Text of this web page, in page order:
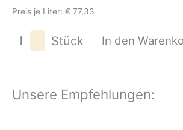
Preis je Liter: € 77,33
Eiswein
Stück In den
Unsere Empfehlungen: